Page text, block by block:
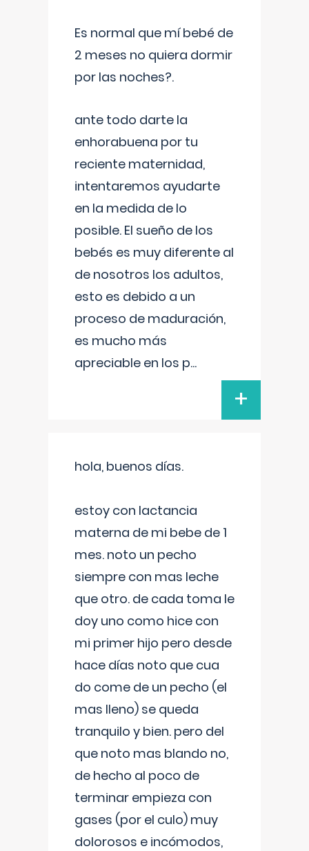
Es normal que mí bebé de
2 meses no quiera dormir
por las noches?.
ante todo darte la
enhorabuena por tu
reciente maternidad,
intentaremos ayudarte
en la medida de lo
posible. El sueño de los
bebés es muy diferente al
de nosotros los adultos,
esto es debido a un
proceso de maduración,
es mucho más
apreciable en los p...
+
hola, buenos días.
estoy con lactancia
materna de mi bebe de 1
mes. noto un pecho
siempre con mas leche
que otro. de cada toma le
doy uno como hice con
mi primer hijo pero desde
hace días noto que cua
do come de un pecho (el
mas lleno) se queda
tranquilo y bien. pero del
que noto mas blando no,
de hecho al poco de
terminar empieza con
gases (por el culo) muy
dolorosos e incómodos,